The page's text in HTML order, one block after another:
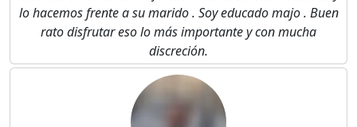
lo hacemos frente a su marido . Soy educado majo . Buen
rato disfrutar eso lo más importante y con mucha
discreción.